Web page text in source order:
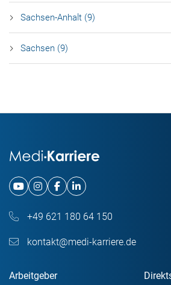
Sachsen-Anhalt (9)
Sachsen (9)
+49 621 180 64 150
kontakt@medi-karriere.de
Arbeitgeber